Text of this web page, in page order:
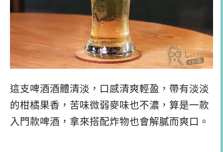
這支啤酒酒體清淡，口感清爽輕盈，帶有淡淡
的柑橘果香，苦味微弱麥味也不濃，算是一款
入門款啤酒，拿來搭配炸物也會解膩而爽口。